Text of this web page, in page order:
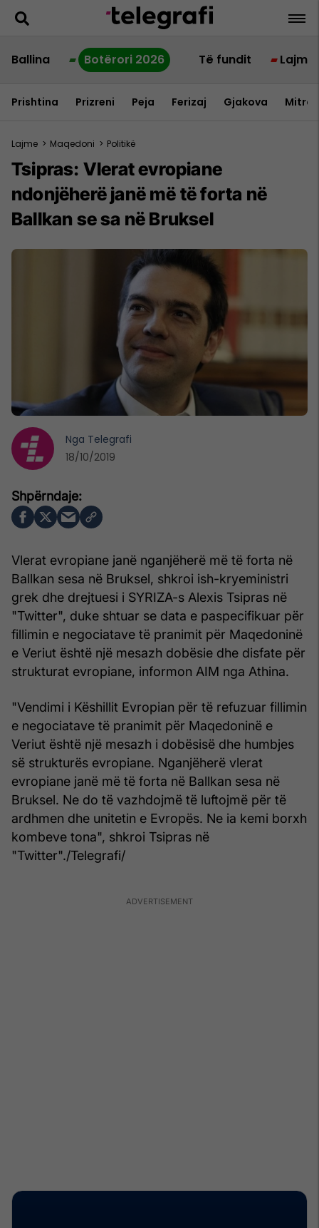
Ballina Botërori 2026 Të fundit Lajme
Prishtina Prizreni Peja Ferizaj Gjakova
Lajme > Maqedoni > Politikë
Tsipras: Vlerat evropiane
ndonjëherë janë më të forta në
Ballkan se sa në Bruksel
Vlerat evropiane janë nganjëherë më të forta në
Ballkan sesa në Bruksel, shkroi ish-kryeministri
grek dhe drejtuesi i SYRIZA-s Alexis Tsipras në
"Twitter", duke shtuar se data e paspecifikuar për
fillimin e negociatave të pranimit për Maqedoninë
e Veriut është një mesazh dobësie dhe disfate për
strukturat evropiane, informon AIM nga Athina.
"Vendimi i Këshillit Evropian për të refuzuar fillimin
e negociatave të pranimit për Maqedoninë e
Veriut është një mesazh i dobësisë dhe humbjes
së strukturës evropiane. Nganjëherë vlerat
evropiane janë më të forta në Ballkan sesa në
Bruksel. Ne do të vazhdojmë të luftojmë për të
ardhmen dhe unitetin e Evropës. Ne ia kemi borxh
kombeve tona", shkroi Tsipras në
"Twitter"./Telegrafi/
Nga Telegrafi
18/10/2019